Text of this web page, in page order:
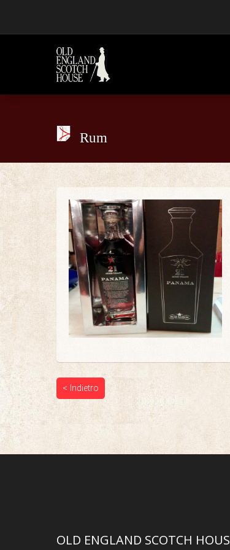
Rum
< Indietro
OLD ENGLAND SCOTCH